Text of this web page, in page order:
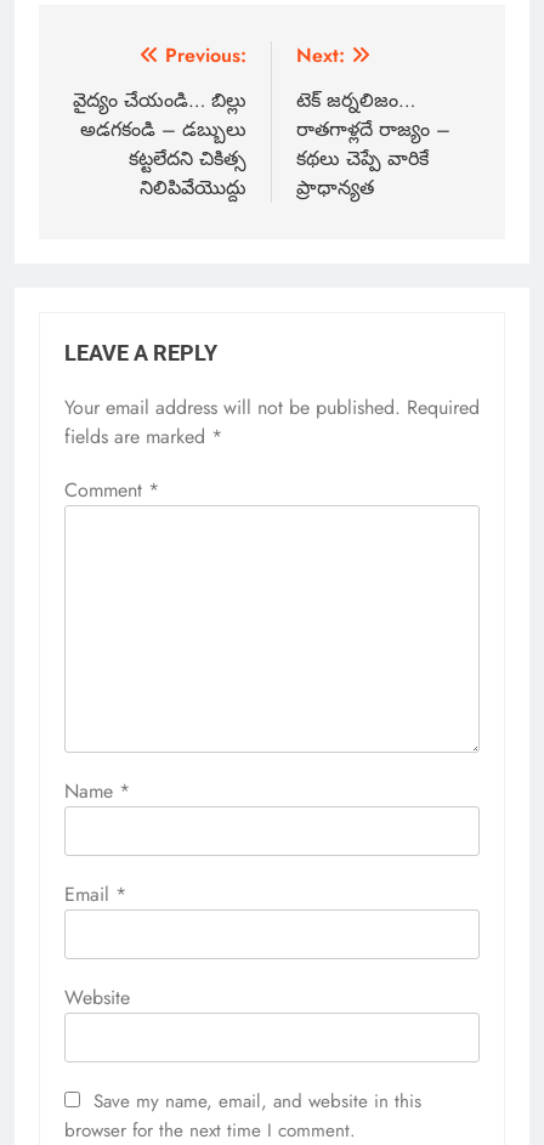
Previous:
వైద్యం చేయండి… బిల్లు
అడగకండి – డబ్బులు
కట్టలేదని చికిత్స
నిలిపివేయొద్దు
Next:
టెక్ జర్నలిజం…
రాతగాళ్లదే రాజ్యం –
కథలు చెప్పే వారికే
ప్రాధాన్యత
LEAVE A REPLY
Your email address will not be published. Required
fields are marked *
Comment *
Name *
Email *
Website
Save my name, email, and website in this
browser for the next time I comment.